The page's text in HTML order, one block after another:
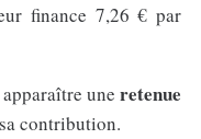
finance 7,26 € par
apparaître uneretenue
contribution.